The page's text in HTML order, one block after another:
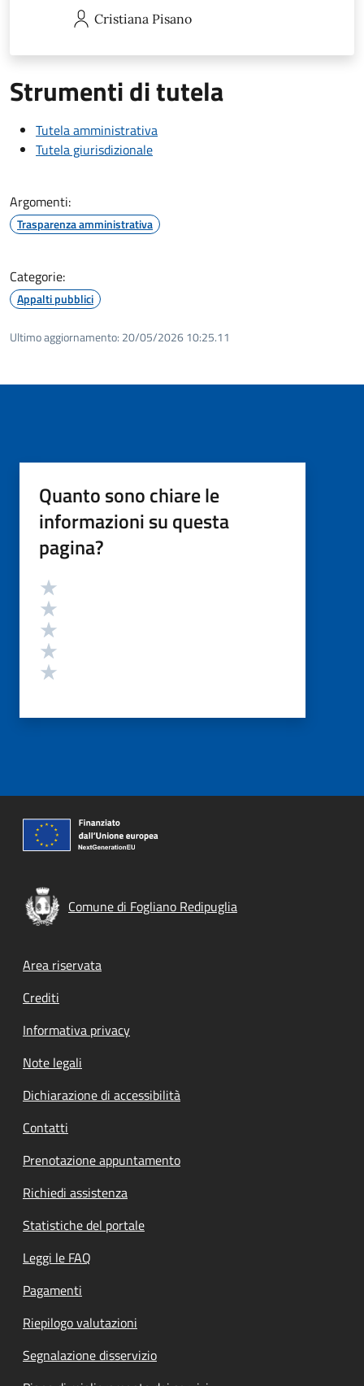
Cristiana Pisano
Strumenti di tutela
Tutela amministrativa
Tutela giurisdizionale
Argomenti:
Trasparenza amministrativa
Categorie:
Appalti pubblici
Ultimo aggiornamento: 20/05/2026 10:25.11
Quanto sono chiare le
informazioni su questa
pagina?
Valutazione
Comune di Fogliano Redipuglia
Footer menu
Area riservata
Crediti
Informativa privacy
Note legali
Dichiarazione di accessibilità
Contatti
Prenotazione appuntamento
Richiedi assistenza
Statistiche del portale
Leggi le FAQ
Pagamenti
Riepilogo valutazioni
Segnalazione disservizio